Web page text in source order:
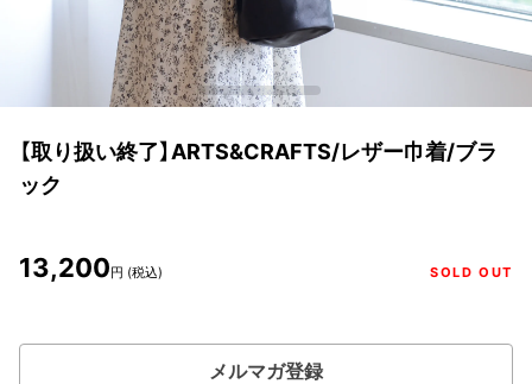
【取り扱い終了】ARTS&CRAFTS/レザー巾着/ブラ
ック
13,200円 (税込) SOLD OUT
メルマガ登録